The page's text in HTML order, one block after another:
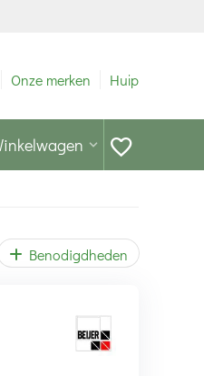
Onze merken Hulp
Benodigdheden